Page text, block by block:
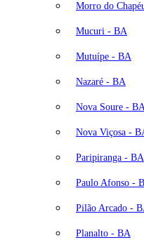
Morro do
Mucuri - BA
Mutuípe - BA
Nazaré - BA
Nova Soure -
Nova Viçosa -
Paripiranga - BA
Paulo Afonso -
Pilão Arcado -
Planalto - BA